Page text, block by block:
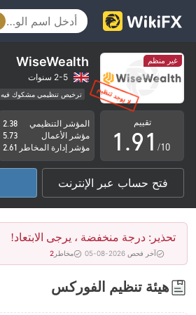
غير منظم WiseWealth
2-5 سنوات
ترخيص تنظيمي مشكوك فيه
مخاطر عالية
تقييم
0
1
2
3
4
5
6
.
5
6
7
8
9
0
1
2
3
4
5
6
/10
المؤشر التنظيمي
2.38
مؤشر الأعمال
5.73
مؤشر إدارة المخاطر 2.61
فتح حساب عبر الإنترنت
تحذير: درجة منخفضة ، يرجى الابتعاد!
آخر فحص 2026-08-05 مخاطر 2
هيئة تنظيم الفوركس